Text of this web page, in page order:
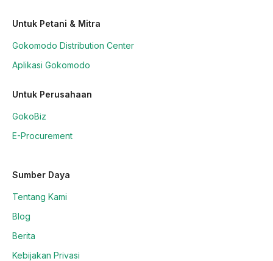
Untuk Petani & Mitra
Gokomodo Distribution Center
Aplikasi Gokomodo
Untuk Perusahaan
GokoBiz
E-Procurement
Sumber Daya
Tentang Kami
Blog
Berita
Kebijakan Privasi